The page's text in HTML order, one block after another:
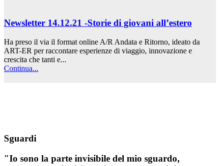
Newsletter 14.12.21 -Storie di giovani all’estero
Ha preso il via il format online A/R Andata e Ritorno, ideato da
ART-ER per raccontare esperienze di viaggio, innovazione e
crescita che tanti e...
Continua...
Sguardi
"Io sono la parte invisibile del mio sguardo,